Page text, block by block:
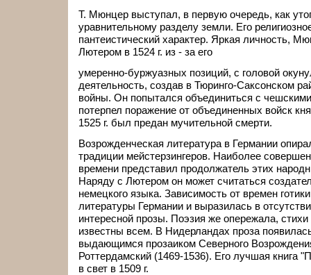
Т. Мюнцер выступал, в первую очередь, как
уравнительному разделу земли. Его
пантеистический характер. Яркая личность,
Лютером в 1524 г. из - за его
умеренно-буржуазных позиций, с головой
деятельность, создав в Тюринго-Саксонском
войны. Он попытался объединиться с
потерпел поражение от объединенных войск
1525 г. был предан мучительной смерти.
Возрожденческая литература в Германии
традиции мейстерзингеров. Наиболее
времени представил продолжатель этих
Наряду с Лютером он может считаться
немецкого языка. Зависимость от времен
литературы Германии и выразилась в
интересной прозы. Поэзия же опережала,
известны всем. В Нидерландах проза
выдающимся прозаиком Северного
Роттердамский (1469-1536). Его лучшая книга
в свет в 1509 г.